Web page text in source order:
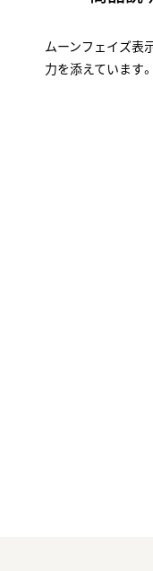
ムーンフェイズ表
力を添えています。